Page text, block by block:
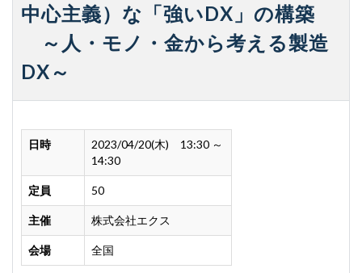
中心主義）な「強いDX」の構築
～人・モノ・金から考える製造
DX～
日時
2023/04/20(木) 13:30 ～
14:30
定員 50
主催 株式会社エクス
会場 全国